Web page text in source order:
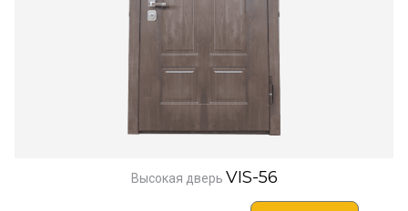
Высокая дверь VIS-56